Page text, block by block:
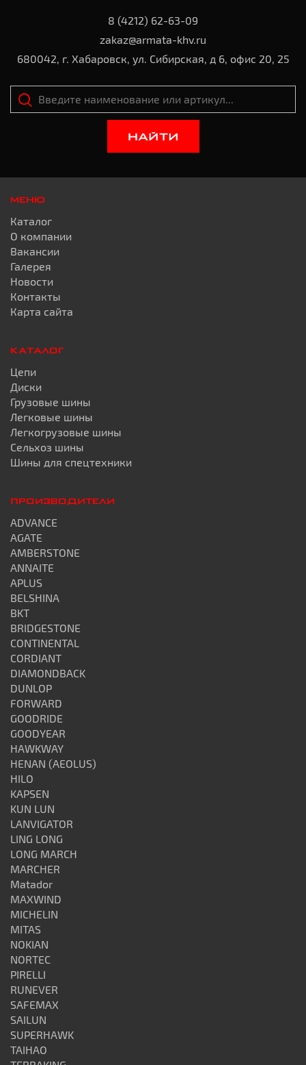
8 (4212) 62-63-09
zakaz@armata-khv.ru
680042, г. Хабаровск, ул. Сибирская, д 6, офис 20, 25
НАЙТИ
МЕНЮ
Каталог
О компании
Вакансии
Галерея
Новости
Контакты
Карта сайта
КАТАЛОГ
Цепи
Диски
Грузовые шины
Легковые шины
Легкогрузовые шины
Сельхоз шины
Шины для спецтехники
ПРОИЗВОДИТЕЛИ
ADVANCE
AGATE
AMBERSTONE
ANNAITE
APLUS
BELSHINA
BKT
BRIDGESTONE
CONTINENTAL
CORDIANT
DIAMONDBACK
DUNLOP
FORWARD
GOODRIDE
GOODYEAR
HAWKWAY
HENAN (AEOLUS)
HILO
KAPSEN
KUN LUN
LANVIGATOR
LING LONG
LONG MARCH
MARCHER
Matador
MAXWIND
MICHELIN
MITAS
NOKIAN
NORTEC
PIRELLI
RUNEVER
SAFEMAX
SAILUN
SUPERHAWK
TAIHAO